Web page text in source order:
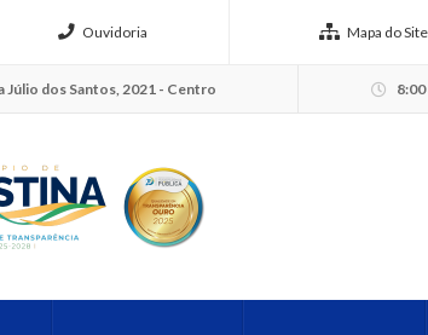
Ouvidoria Mapa do Site
Júlio dos Santos, 2021 - Centro 8:00